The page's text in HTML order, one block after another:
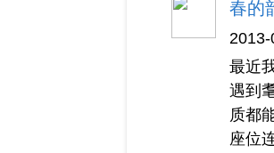
春的
最近
遇到
质都
座位